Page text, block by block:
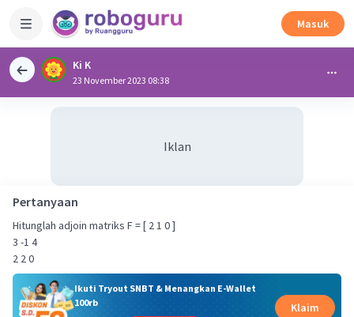
Masuk
Ki K
23 November 2023 08:38
Iklan
Pertanyaan
Hitunglah adjoin matriks F = [ 2 1 0 ]
3 -1 4
2 2 0
Ikuti Tryout SNBT & Menangkan E-Wallet
100rb
Klaim